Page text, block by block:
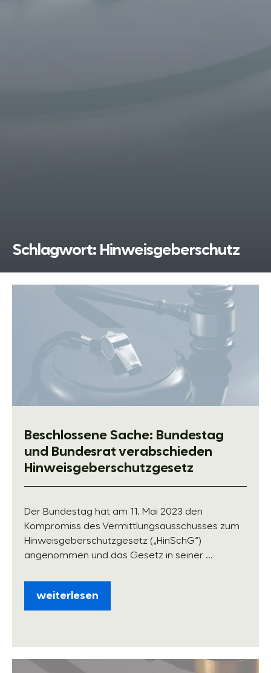
Schlagwort: Hinweisgeberschutz
Beschlossene Sache: Bundestag
und Bundesrat verabschieden
Hinweisgeberschutzgesetz
Der Bundestag hat am 11. Mai 2023 den
Kompromiss des Vermittlungsausschusses zum
Hinweisgeberschutzgesetz („HinSchG“)
angenommen und das Gesetz in seiner ...
weiterlesen